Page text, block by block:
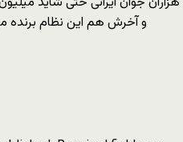
و آخرش هم این نظام